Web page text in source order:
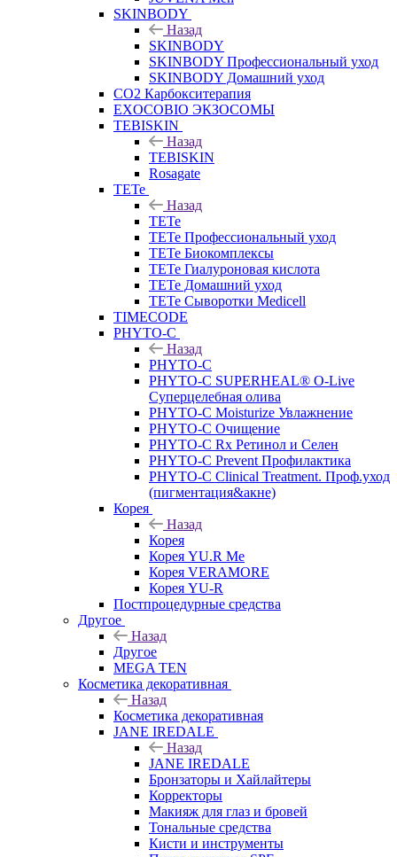
SKINBODY
Назад
SKINBODY
SKINBODY Профессиональный уход
SKINBODY Домашний уход
CO2 Карбокситерапия
EXOCOBIO ЭКЗОСОМЫ
TEBISKIN
Назад
TEBISKIN
Rosagate
TETe
Назад
TETe
TETe Профессиональный уход
TETe Биокомплексы
TETe Гиалуроновая кислота
TETe Домашний уход
TETe Сыворотки Medicell
TIMECODE
PHYTO-C
Назад
PHYTO-C
PHYTO-C SUPERHEAL® O-Live
Суперцелебная олива
PHYTO-C Moisturize Увлажнение
PHYTO-C Очищение
PHYTO-C Rx Ретинол и Селен
PHYTO-C Prevent Профилактика
PHYTO-C Clinical Treatment. Проф.уход
(пигментация&акне)
Корея
Назад
Корея
Корея YU.R Me
Корея VERAMORE
Корея YU-R
Постпроцедурные средства
Другое
Назад
Другое
MEGA TEN
Косметика декоративная
Назад
Косметика декоративная
JANE IREDALE
Назад
JANE IREDALE
Бронзаторы и Хайлайтеры
Корректоры
Макияж для глаз и бровей
Тональные средства
Кисти и инструменты